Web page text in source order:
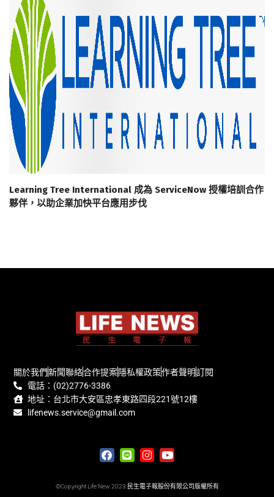
Learning Tree International 成為 ServiceNow 授權培訓合作
夥伴，以助企業加快平台應用步伐
關於我們新聞聯絡合作提案隱私權政策作者聲明訂閱
電話：(02)2776-3386
地址：台北市大安區忠孝東路四段221號12樓
lifenews.service@gmail.com
©Copyright Life New 2023 民生電子報股份有限公司版權所有